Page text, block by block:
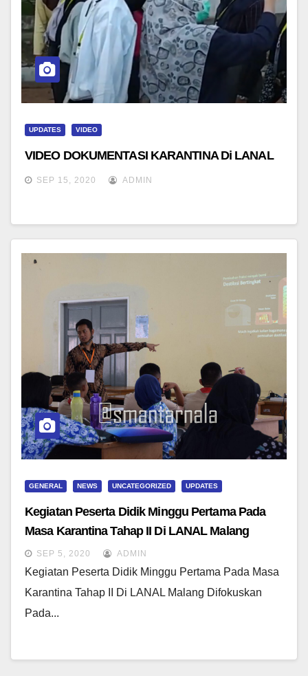
UPDATES VIDEO
VIDEO DOKUMENTASI KARANTINA Di LANAL
SEP 15, 2020 ADMIN
GENERAL NEWS UNCATEGORIZED UPDATES
Kegiatan Peserta Didik Minggu Pertama Pada
Masa Karantina Tahap II Di LANAL Malang
SEP 5, 2020 ADMIN
Kegiatan Peserta Didik Minggu Pertama Pada Masa
Karantina Tahap II Di LANAL Malang Difokuskan
Pada...